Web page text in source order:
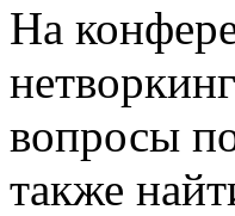
На
вопросы
также